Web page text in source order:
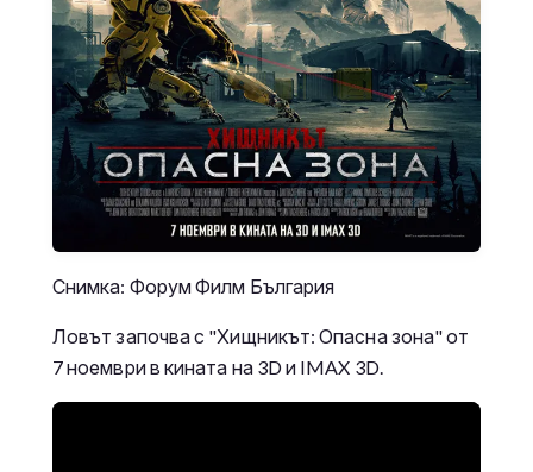
Снимка: Форум Филм България
Ловът започва с "Хищникът: Опасна зона" от
7 ноември в кината на 3D и IMAX 3D.